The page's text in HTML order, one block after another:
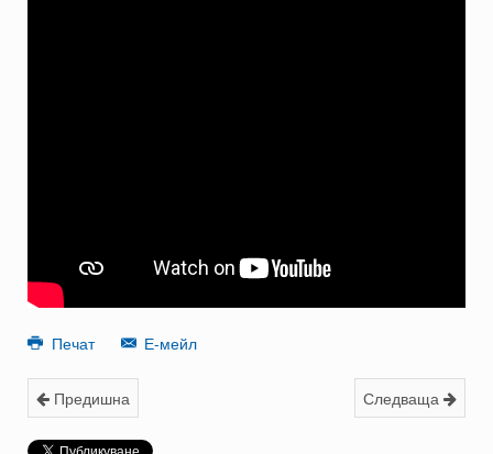
Печат Е-мейл
Предишна Следваща